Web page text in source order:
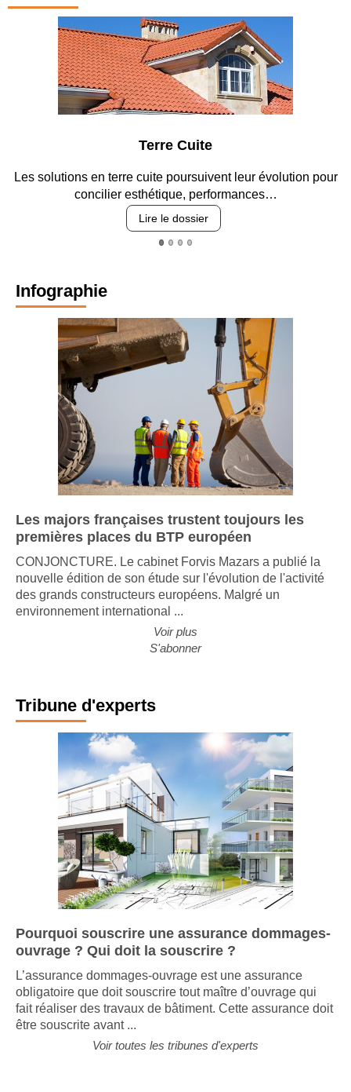
poursuivent leur évolution pour
performances…
Entre circulation,
Infographie
Les majors françaises trustent toujours les
premières places du BTP européen
CONJONCTURE. Le cabinet Forvis Mazars a publié la
nouvelle édition de son étude sur l'évolution de l'activité
des grands constructeurs européens. Malgré un
environnement international ...
Voir plus
S'abonner
Tribune d'experts
Pourquoi souscrire une assurance dommages-
ouvrage ? Qui doit la souscrire ?
L’assurance dommages-ouvrage est une assurance
obligatoire que doit souscrire tout maître d’ouvrage qui
fait réaliser des travaux de bâtiment. Cette assurance doit
être souscrite avant ...
Voir toutes les tribunes d'experts